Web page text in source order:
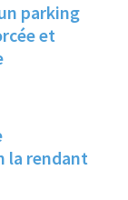
parking
et
la rendant